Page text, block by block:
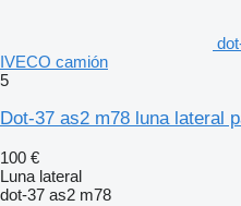
IVECO camión
5
Dot-37 as2 m78 luna lateral
100 €
Luna lateral
dot-37 as2 m78